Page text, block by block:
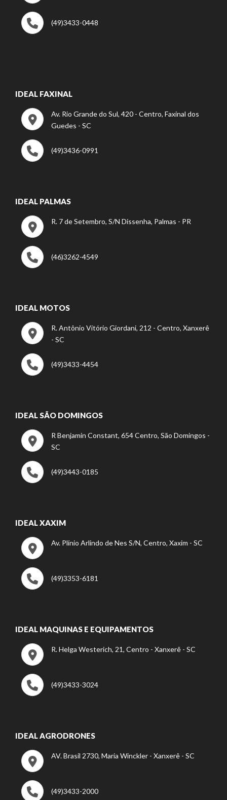
(49)3433-0448
IDEAL FAXINAL
Av. Rio Grande do Sul, 420 - Centro, Faxinal dos
Guedes - SC
(49)3436-0991
IDEAL PALMAS
R. 7 de Setembro, S/N Dissenha, Palmas - PR
(46)3262-4549
IDEAL MOTOS
R. Antônio Vitório Giordani, 212 - Centro, Xanxerê
- SC
(49)3433-4454
IDEAL SÃO DOMINGOS
R Benjamin Constant, 654 Centro, São Domingos -
SC
(49)3443-0185
IDEAL XAXIM
Av. Plínio Arlindo de Nes S/N, Centro, Xaxim - SC
(49)3353-6181
IDEAL MAQUINAS E EQUIPAMENTOS
R. Helga Westerich, 21, Centro - Xanxerê - SC
(49)3433-3024
IDEAL AGRODRONES
AV. Brasil 2730, Maria Winckler - Xanxerê - SC
(49)3433-2000